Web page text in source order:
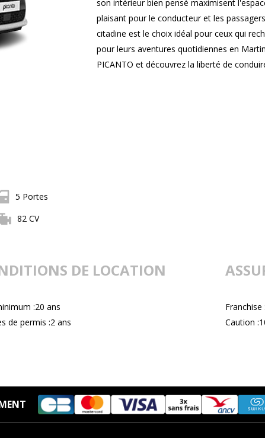
son intérieur bien pensé maximisent
plaisant pour le conducteur et les
citadine est le choix idéal pour ceux qui
pour leurs aventures quotidiennes en
PICANTO et découvrez la liberté de
5 Portes
82 CV
DE LOCATION
:20 ans
de permis :2 ans
Franchise
Caution